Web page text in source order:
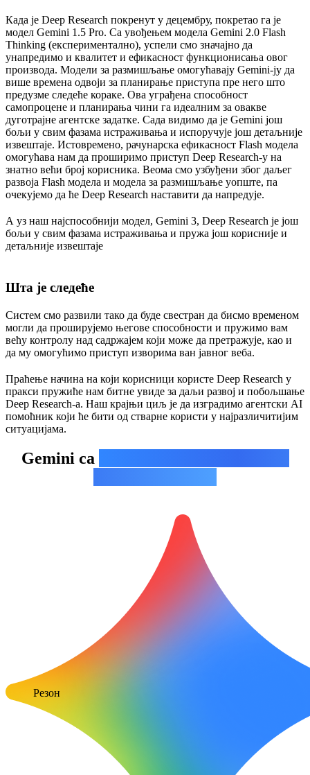
Када је Deep Research покренут у децембру, покретао га је
модел Gemini 1.5 Pro. Са увођењем модела Gemini 2.0 Flash
Thinking (експериментално), успели смо значајно да
унапредимо и квалитет и ефикасност функционисања овог
производа. Модели за размишљање омогућавају Gemini-ју да
више времена одвоји за планирање приступа пре него што
предузме следеће кораке. Ова уграђена способност
самопроцене и планирања чини га идеалним за овакве
дуготрајне агентске задатке. Сада видимо да је Gemini још
бољи у свим фазама истраживања и испоручује још детаљније
извештаје. Истовремено, рачунарска ефикасност Flash модела
омогућава нам да проширимо приступ Deep Research-у на
знатно већи број корисника. Веома смо узбуђени због даљег
развоја Flash модела и модела за размишљање уопште, па
очекујемо да ће Deep Research наставити да напредује.
А уз наш најспособнији модел, Gemini 3, Deep Research је још
бољи у свим фазама истраживања и пружа још корисније и
детаљније извештаје
Шта је следеће
Систем смо развили тако да буде свестран да бисмо временом
могли да проширујемо његове способности и пружимо вам
већу контролу над садржајем који може да претражује, као и
да му омогућимо приступ изворима ван јавног веба.
Праћење начина на који корисници користе Deep Research у
пракси пружиће нам битне увиде за даљи развој и побољшање
Deep Research-а. Наш крајњи циљ је да изградимо агентски AI
помоћник који ће бити од стварне користи у најразличитијим
ситуацијама.
Gemini са
Резон